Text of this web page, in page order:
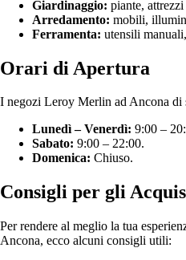
Giardinaggio: piante,
Arredamento: mobili,
Ferramenta: utensili
Orari di Apertura
I negozi Leroy Merlin ad Ancona di
Lunedì – Venerdì: 9:00 –
Sabato: 9:00 – 22:00.
Domenica: Chiuso.
Consigli per gli
Per rendere al meglio la tua
Ancona, ecco alcuni consigli utili: